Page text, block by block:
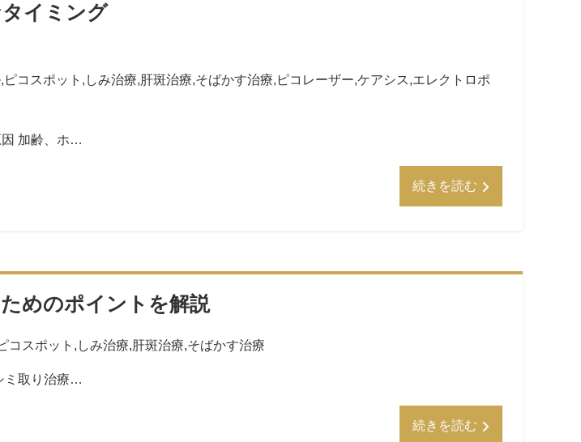
イミング
, ピコスポット , しみ治療, 肝斑治療,そばかす治療, ピコレーザー,ケアシス,エレクトロポ
因 加齢、ホ…
続きを読む
めのポイントを解説
コスポット , しみ治療, 肝斑治療,そばかす治療
ミ取り治療…
続きを読む